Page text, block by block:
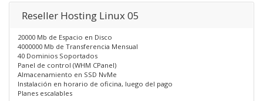
Reseller Hosting Linux 05
20000 Mb de Espacio en Disco
4000000 Mb de Transferencia Mensual
40 Dominios Soportados
Panel de control (WHM CPanel)
Almacenamiento en SSD NvMe
Instalación en horario de oficina, luego del pago
Planes escalables